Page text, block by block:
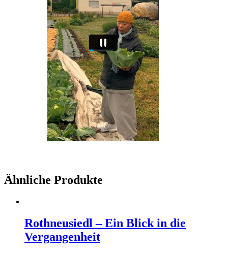
Ähnliche Produkte
Rothneusiedl – Ein Blick in die
Vergangenheit